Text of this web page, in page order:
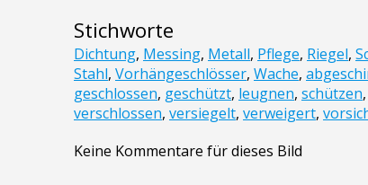
Stichworte
Dichtung, Messing, Metall, Pflege, Riegel,
Stahl, Vorhängeschlösser, Wache,
geschlossen, geschützt, leugnen, schützen,
verschlossen, versiegelt, verweigert,
Keine Kommentare für dieses Bild